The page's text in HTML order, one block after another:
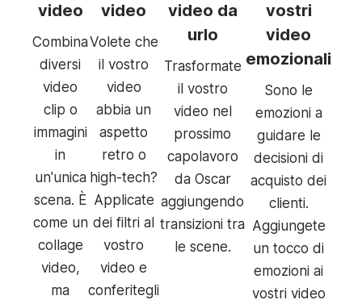
video
Combina
diversi
video
clip o
immagini
in
un'unica
scena. È
come un
collage
video,
ma
video
Volete che
il vostro
video
abbia un
aspetto
retro o
high-tech?
Applicate
dei filtri al
vostro
video e
conferitegli
video da
urlo
Trasformate
il vostro
video nel
prossimo
capolavoro
da Oscar
aggiungendo
transizioni tra
le scene.
vostri
video
emozionali
Sono le
emozioni a
guidare le
decisioni di
acquisto dei
clienti.
Aggiungete
un tocco di
emozioni ai
vostri video